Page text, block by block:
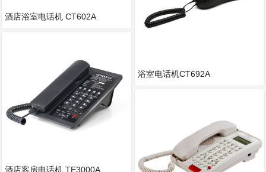
酒店浴室电话机 CT602A
酒店客房电话机 TE3000A
浴室电话机CT692A